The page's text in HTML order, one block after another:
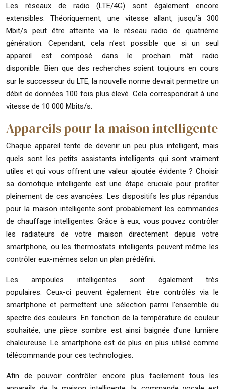
Les réseaux de radio (LTE/4G) sont également encore
extensibles. Théoriquement, une vitesse allant, jusqu’à 300
Mbit/s peut être atteinte via le réseau radio de quatrième
génération. Cependant, cela n’est possible que si un seul
appareil est composé dans le prochain mât radio
disponible. Bien que des recherches soient toujours en cours
sur le successeur du LTE, la nouvelle norme devrait permettre un
débit de données 100 fois plus élevé. Cela correspondrait à une
vitesse de 10 000 Mbits/s.
Appareils pour la maison intelligente
Chaque appareil tente de devenir un peu plus intelligent, mais
quels sont les petits assistants intelligents qui sont vraiment
utiles et qui vous offrent une valeur ajoutée évidente ? Choisir
sa domotique intelligente est une étape cruciale pour profiter
pleinement de ces avancées. Les dispositifs les plus répandus
pour la maison intelligente sont probablement les commandes
de chauffage intelligentes. Grâce à eux, vous pouvez contrôler
les radiateurs de votre maison directement depuis votre
smartphone, ou les thermostats intelligents peuvent même les
contrôler eux-mêmes selon un plan prédéfini.
Les ampoules intelligentes sont également très
populaires. Ceux-ci peuvent également être contrôlés via le
smartphone et permettent une sélection parmi l’ensemble du
spectre des couleurs. En fonction de la température de couleur
souhaitée, une pièce sombre est ainsi baignée d’une lumière
chaleureuse. Le smartphone est de plus en plus utilisé comme
télécommande pour ces technologies.
Afin de pouvoir contrôler encore plus facilement tous les